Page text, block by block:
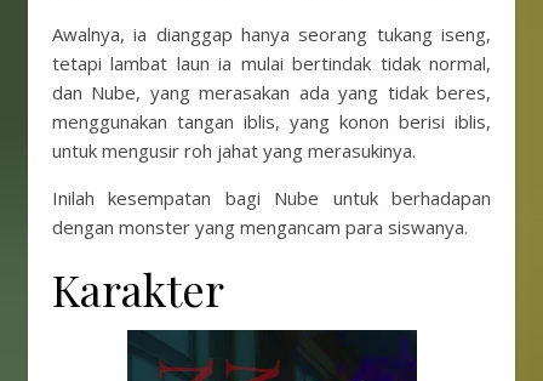
Awalnya, ia dianggap hanya seorang tukang iseng,
tetapi lambat laun ia mulai bertindak tidak normal,
dan Nube, yang merasakan ada yang tidak beres,
menggunakan tangan iblis, yang konon berisi iblis,
untuk mengusir roh jahat yang merasukinya.
Inilah kesempatan bagi Nube untuk berhadapan
dengan monster yang mengancam para siswanya.
Karakter